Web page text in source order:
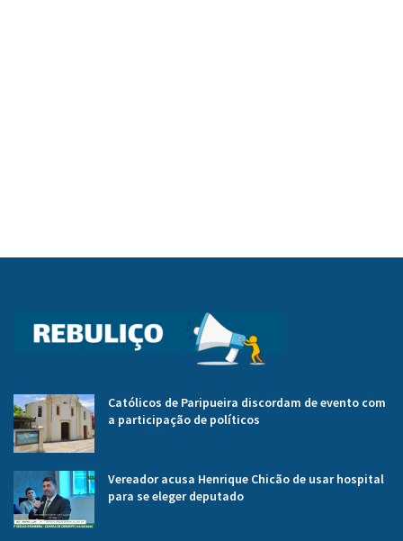
Católicos de Paripueira discordam de evento com
a participação de políticos
Vereador acusa Henrique Chicão de usar hospital
para se eleger deputado